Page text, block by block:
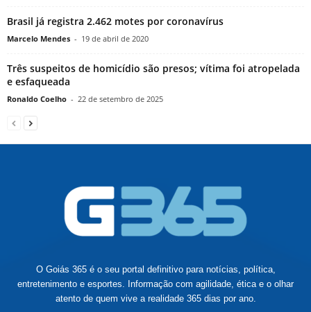
Brasil já registra 2.462 motes por coronavírus
Marcelo Mendes - 19 de abril de 2020
Três suspeitos de homicídio são presos; vítima foi atropelada
e esfaqueada
Ronaldo Coelho - 22 de setembro de 2025
O Goiás 365 é o seu portal definitivo para notícias, política,
entretenimento e esportes. Informação com agilidade, ética e o olhar
atento de quem vive a realidade 365 dias por ano.